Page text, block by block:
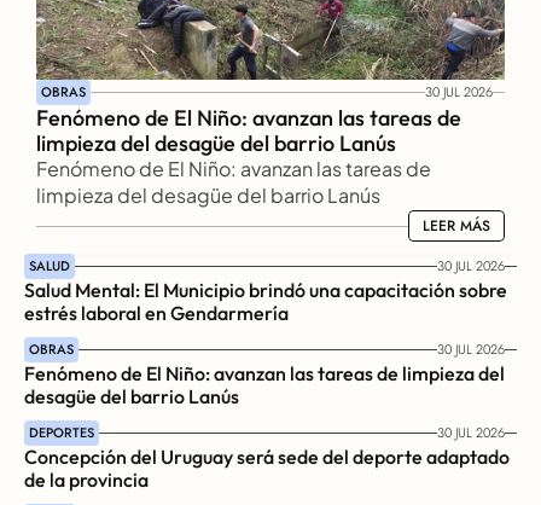
OBRAS 30 JUL 2026
Fenómeno de El Niño: avanzan las tareas de
limpieza del desagüe del barrio Lanús
Fenómeno de El Niño: avanzan las tareas de
limpieza del desagüe del barrio Lanús
LEER MÁS
LEER MÁS
SALUD 30 JUL 2026
Salud Mental: El Municipio brindó una capacitación sobre
estrés laboral en Gendarmería
OBRAS 30 JUL 2026
Fenómeno de El Niño: avanzan las tareas de limpieza del
desagüe del barrio Lanús
DEPORTES 30 JUL 2026
Concepción del Uruguay será sede del deporte adaptado
de la provincia